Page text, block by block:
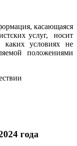
касающаяся
услуг, носит
условиях не
положениями
года